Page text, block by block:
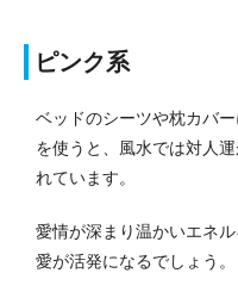
ピンク系
ベッドのシーツや枕カバ
を使うと、風水では対人
れています。
愛情が深まり温かいエネ
愛が活発になるでしょう。